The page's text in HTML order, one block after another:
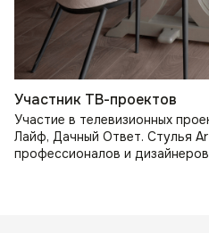
Участник ТВ-проектов
Участие в телевизионных
Лайф, Дачный Ответ. Стулья
профессионалов и